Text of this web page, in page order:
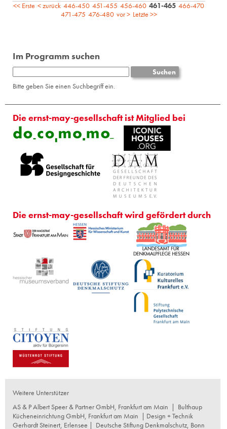
<< Erste < zurück 446-450 451-455 456-460 461-465 466-470
471-475 476-480 vor > Letzte >>
Im Programm suchen
Bitte geben Sie einen Suchbegriff ein.
Die ernst-may-gesellschaft ist Mitglied bei
Die ernst-may-gesellschaft wird gefördert durch
Weitere Unterstützer
AS & P Albert Speer & Partner GmbH, Frankfurt am Main | Bulthaup
Kücheneinrichtung GmbH, Frankfurt am Main | Design + Technik
Gerhardt Steinert, Erlensee | Deutsche Stiftung Denkmalschutz, Bonn